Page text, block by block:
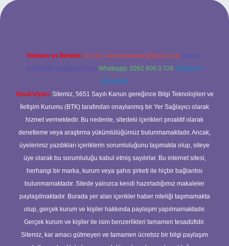
giriş
Reklam ve İletişim: E-mail: backlinkpaneli@gmail.com Teams:
forumhizmeti@gmail.com Whatsapp: 0262 606 0 726 Telegram:
@karabul
Yasal Uyarı: Sitemiz, 5651 Sayılı Kanun gereğince Bilgi Teknolojileri ve
İletişim Kurumu (BTK) tarafından onaylanmış bir Yer Sağlayıcı olarak
hizmet vermektedir. Bu nedenle, sitedeki içerikleri proaktif olarak
denetleme veya araştırma yükümlülüğümüz bulunmamaktadır. Ancak,
üyelerimiz yazdıkları içeriklerin sorumluluğunu taşımakta olup, siteye
üye olarak bu sorumluluğu kabul etmiş sayılırlar. Bu internet sitesi,
herhangi bir marka, kurum veya şahıs şirketi ile hiçbir bağlantısı
bulunmamaktadır. Sitede yalnızca kendi hazırladığımız makaleler
paylaşılmaktadır. Burada yer alan içerikler haber niteliği taşımamakta
olup, gerçek kurum ve kişiler hakkında paylaşım yapılmamaktadır.
Gerçek kurum ve kişiler ile isim benzerlikleri tamamen tesadüfidir.
Sitemiz, kar amacı gütmeyen ve tamamen ücretsiz bir bilgi paylaşım